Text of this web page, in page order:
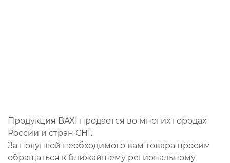
Продукция BAXI продается во многих городах
России и стран СНГ.
За покупкой необходимого вам товара просим
обращаться к ближайшему региональному